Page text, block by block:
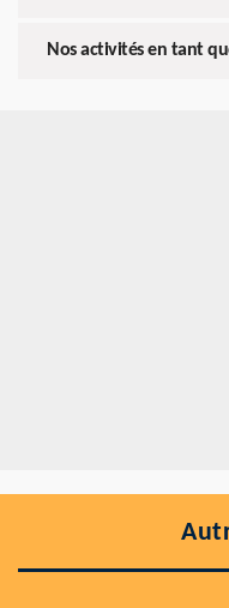
Nos activités en tant